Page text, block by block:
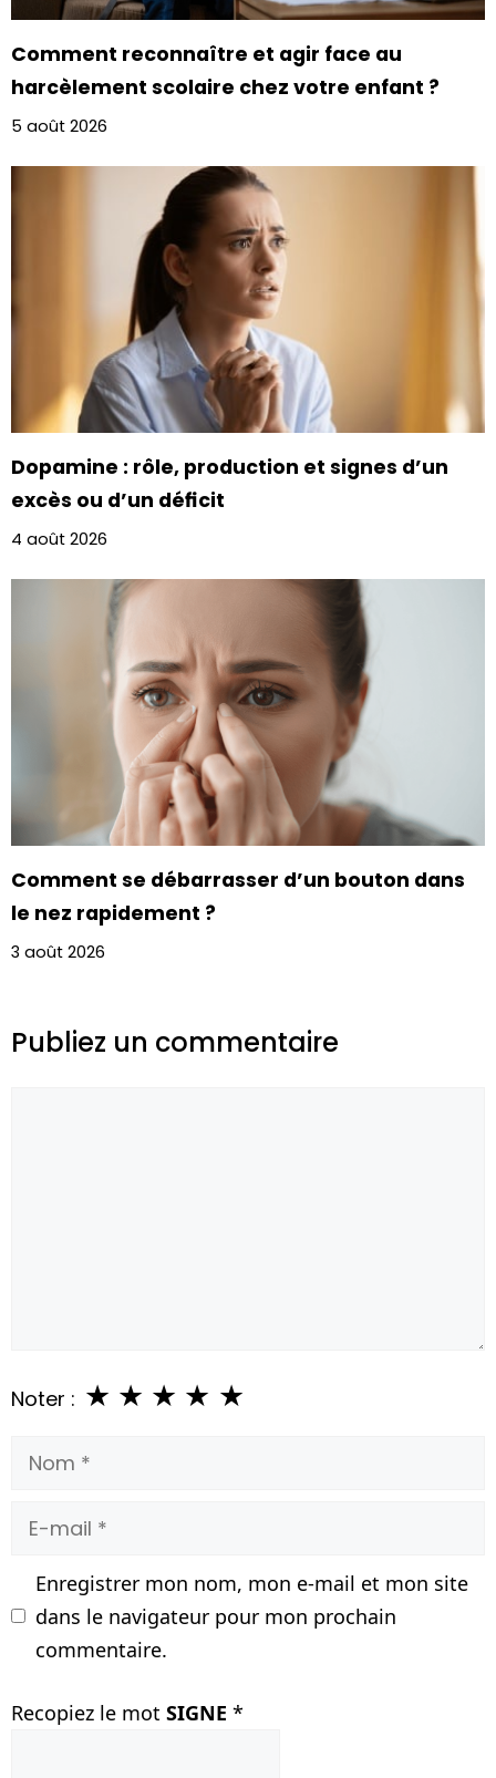
Comment reconnaître et agir face au
harcèlement scolaire chez votre enfant ?
5 août 2026
Dopamine : rôle, production et signes d’un
excès ou d’un déficit
4 août 2026
Comment se débarrasser d’un bouton dans
le nez rapidement ?
3 août 2026
Publiez un commentaire
Noter : ★
★
★
★
★
Nom
E-
Enregistrer mon nom, mon e-mail et mon site
dans le navigateur pour mon prochain
commentaire.
Recopiez le mot SIGNE *